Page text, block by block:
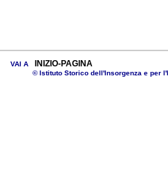
VAI A INIZIO-PAGINA
© Istituto Storico dell'Insorgenza e per